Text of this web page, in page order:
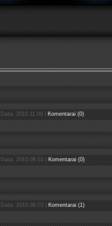
Data: 2010.11.09 Komentarai (0)
2010.08.03| Komentarai (0)
2010.08.03| Komentarai (1)